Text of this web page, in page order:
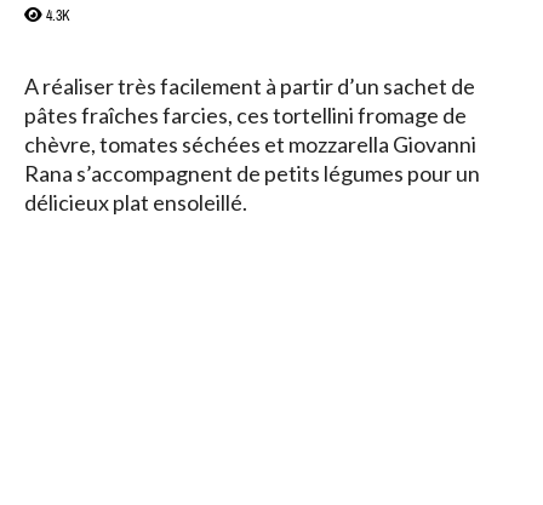
4.3K
A réaliser très facilement à partir d’un sachet de
pâtes fraîches farcies, ces tortellini fromage de
chèvre, tomates séchées et mozzarella Giovanni
Rana s’accompagnent de petits légumes pour un
délicieux plat ensoleillé.